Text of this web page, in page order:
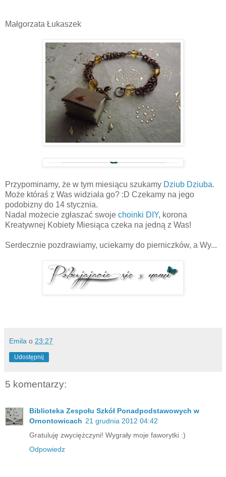
Małgorzata Łukaszek
Przypominamy, że w tym miesiącu szukamy Dziub Dziuba.
Może któraś z Was widziała go? :D Czekamy na jego
podobizny do 14 stycznia.
Nadal możecie zgłaszać swoje choinki DIY, korona
Kreatywnej Kobiety Miesiąca czeka na jedną z Was!
Serdecznie pozdrawiamy, uciekamy do pierniczków, a Wy...
Emila o 23:27
Udostępnij
5 komentarzy:
Biblioteka Zespołu Szkół Ponadpodstawowych w
Ornontowicach 21 grudnia 2012 04:42
Gratuluję zwyciężczyni! Wygrały moje faworytki :)
Odpowiedz